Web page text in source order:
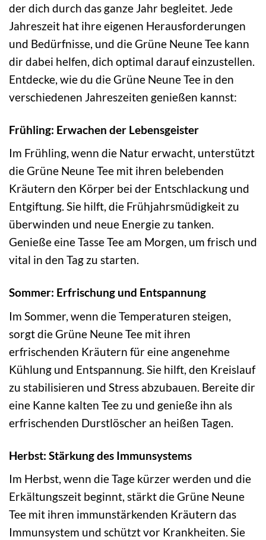
der dich durch das ganze Jahr begleitet. Jede
Jahreszeit hat ihre eigenen Herausforderungen
und Bedürfnisse, und die Grüne Neune Tee kann
dir dabei helfen, dich optimal darauf einzustellen.
Entdecke, wie du die Grüne Neune Tee in den
verschiedenen Jahreszeiten genießen kannst:
Frühling: Erwachen der Lebensgeister
Im Frühling, wenn die Natur erwacht, unterstützt
die Grüne Neune Tee mit ihren belebenden
Kräutern den Körper bei der Entschlackung und
Entgiftung. Sie hilft, die Frühjahrsmüdigkeit zu
überwinden und neue Energie zu tanken.
Genieße eine Tasse Tee am Morgen, um frisch und
vital in den Tag zu starten.
Sommer: Erfrischung und Entspannung
Im Sommer, wenn die Temperaturen steigen,
sorgt die Grüne Neune Tee mit ihren
erfrischenden Kräutern für eine angenehme
Kühlung und Entspannung. Sie hilft, den Kreislauf
zu stabilisieren und Stress abzubauen. Bereite dir
eine Kanne kalten Tee zu und genieße ihn als
erfrischenden Durstlöscher an heißen Tagen.
Herbst: Stärkung des Immunsystems
Im Herbst, wenn die Tage kürzer werden und die
Erkältungszeit beginnt, stärkt die Grüne Neune
Tee mit ihren immunstärkenden Kräutern das
Immunsystem und schützt vor Krankheiten. Sie